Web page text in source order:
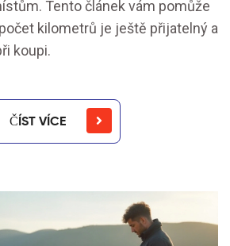
Tento článek vám pomůže
kilometrů je ještě přijatelný a
koupi.
ČÍST VÍCE